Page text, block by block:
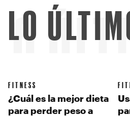
LO
FITNESS
¿Cuál es la mejor dieta
para perder peso a